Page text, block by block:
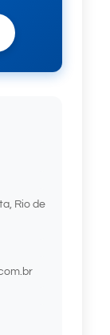
Rio de